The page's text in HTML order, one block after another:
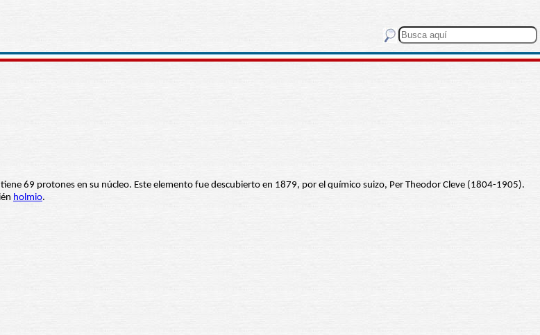
69 protones en su núcleo. Este elemento fue descubierto en 1879, por el químico suizo, Per Theodor Cleve (1804-1905).
holmio.